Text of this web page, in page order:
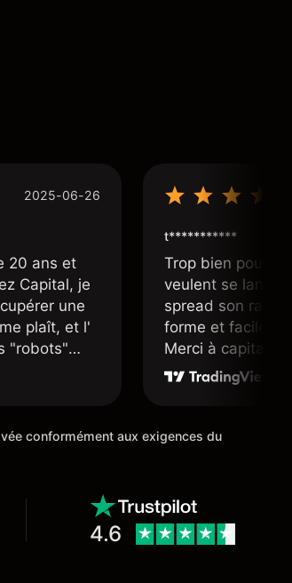
2025-06-26
20 ans et
Capital, je
une
plaît, et l'
"robots"
t***********
Trop bien pour
veulent se
spread son
forme et facile
Merci à
mis en place
conformément aux exigences du
4.6